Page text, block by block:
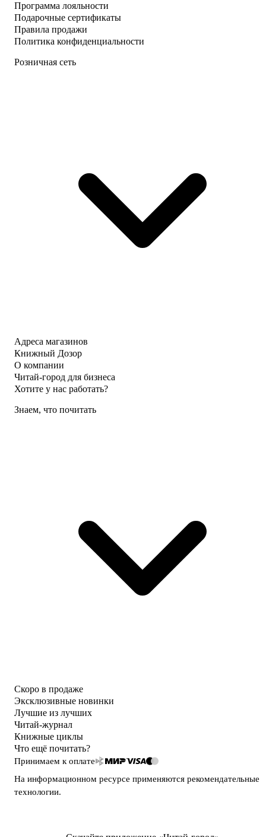
Программа лояльности
Подарочные сертификаты
Правила продажи
Политика конфиденциальности
Розничная сеть
Адреса магазинов
Книжный Дозор
О компании
Читай-город для бизнеса
Хотите у нас работать?
Знаем, что почитать
Скоро в продаже
Эксклюзивные новинки
Лучшие из лучших
Читай-журнал
Книжные циклы
Что ещё почитать?
Принимаем к оплате
На информационном ресурсе применяются рекомендательные
технологии.